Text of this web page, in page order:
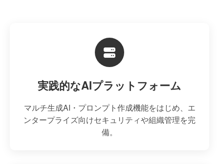
実践的なAIプラットフォーム
マルチ生成AI・プロンプト作成機能をはじめ、エ
ンタープライズ向けセキュリティや組織管理を完
備。